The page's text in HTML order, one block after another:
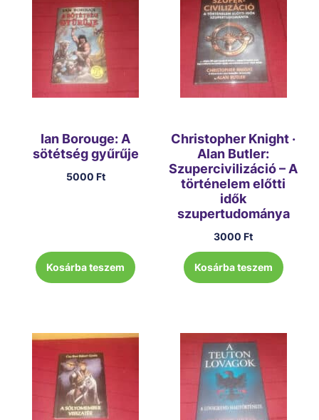
Ian Borouge: A
sötétség gyűrűje
5000 Ft
Kosárba teszem
Christopher Knight ·
Alan Butler:
Szupercivilizáció – A
történelem előtti
idők
szupertudománya
3000Ft
Kosárba teszem